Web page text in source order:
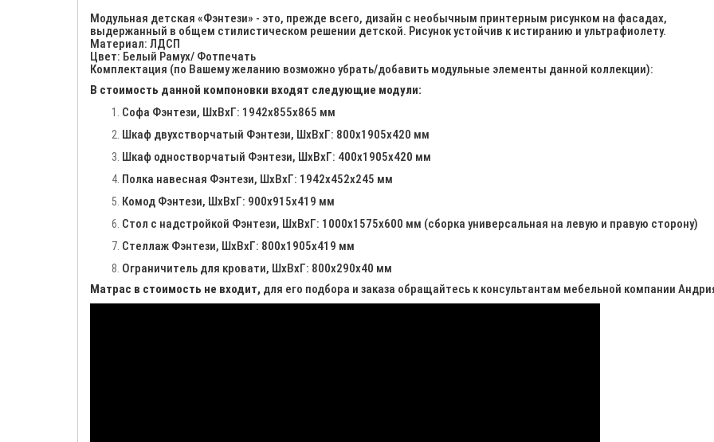
Модульная детская «Фэнтези» - это, прежде всего, дизайн с необычным принтерным рисунком на фасадах,
выдержанный в общем стилистическом решении детской. Рисунок устойчив к истиранию и ультрафиолету.
Материал: ЛДСП
Цвет: Белый Рамух/ Фотпечать
Комплектация (по Вашему желанию возможно убрать/добавить модульные элементы данной коллекции):
В стоимость данной компоновки входят следующие модули:
Софа Фэнтези, ШхВхГ: 1942х855х865 мм
Шкаф двухстворчатый Фэнтези, ШхВхГ: 800х1905х420 мм
Шкаф одностворчатый Фэнтези, ШхВхГ: 400х1905х420 мм
Полка навесная Фэнтези, ШхВхГ: 1942х452х245 мм
Комод Фэнтези, ШхВхГ: 900х915х419 мм
Стол с надстройкой Фэнтези, ШхВхГ: 1000х1575х600 мм (сборка универсальная на левую и правую сторону)
Стеллаж Фэнтези, ШхВхГ: 800х1905х419 мм
Ограничитель для кровати, ШхВхГ: 800х290х40 мм
Матрас в стоимость не входит, для его подбора и заказа обращайтесь к консультантам мебельной компании